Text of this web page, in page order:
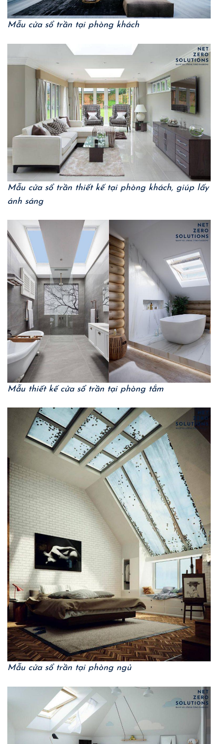
Mẫu cửa sổ trần tại phòng khách
Mẫu cửa sổ trần thiết kế tại phòng khách, giúp lấy
ánh sáng
Mẫu thiết kế cửa sổ trần tại phòng tắm
Mẫu cửa sổ trần tại phòng ngủ